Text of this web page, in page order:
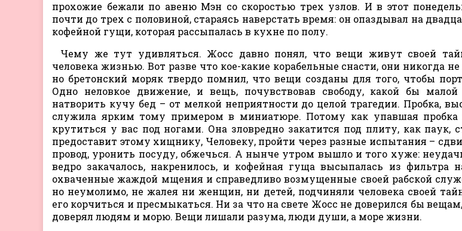
прохожие бежали по авеню Мэн со скоростью трех узлов. И в этот
почти до трех с половиной, стараясь наверстать время: он опаздывал на
кофейной гущи, которая рассыпалась в кухне по полу.
Чему же тут удивляться. Жосс давно понял, что вещи живут своей
человека жизнью. Вот разве что кое-какие корабельные снасти, они никогда
но бретонский моряк твердо помнил, что вещи созданы для того, чтобы
Одно неловкое движение, и вещь, почувствовав свободу, какой бы
натворить кучу бед – от мелкой неприятности до целой трагедии. Пробка,
служила ярким тому примером в миниатюре. Потому как упавшая пробка
крутиться у вас под ногами. Она зловредно закатится под плиту, как паук,
предоставит этому хищнику, Человеку, пройти через разные испытания –
провод, уронить посуду, обжечься. А нынче утром вышло и того хуже:
ведро закачалось, накренилось, и кофейная гуща высыпалась из фильтра
охваченные жаждой мщения и справедливо возмущенные своей рабской
но неумолимо, не жалея ни женщин, ни детей, подчиняли человека своей
его корчиться и пресмыкаться. Ни за что на свете Жосс не доверился бы
доверял людям и морю. Вещи лишали разума, люди души, а море жизни.